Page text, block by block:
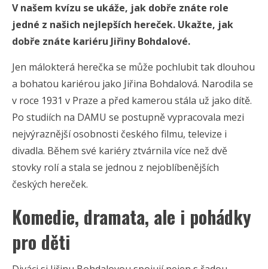
V našem kvízu se ukáže, jak dobře znáte role
jedné z našich nejlepších hereček. Ukažte, jak
dobře znáte kariéru Jiřiny Bohdalové.
Jen málokterá herečka se může pochlubit tak dlouhou
a bohatou kariérou jako Jiřina Bohdalová. Narodila se
v roce 1931 v Praze a před kamerou stála už jako dítě.
Po studiích na DAMU se postupně vypracovala mezi
nejvýraznější osobnosti českého filmu, televize i
divadla. Během své kariéry ztvárnila více než dvě
stovky rolí a stala se jednou z nejoblíbenějších
českých hereček.
Komedie, dramata, ale i pohádky
pro děti